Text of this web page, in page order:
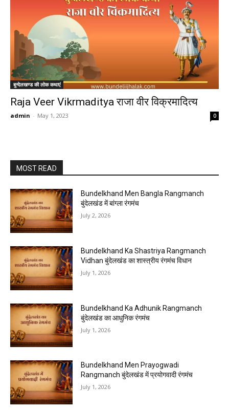
बुन्देलखण्ड की लोक कथाएं
Raja Veer Vikrmaditya राजा वीर विक्रमादित्य
admin - May 1, 2023 0
MOST READ
Bundelkhand Men Bangla Rangmanch
बुंदेलखंड में बांग्ला रंगमंच
July 2, 2026
Bundelkhand Ka Shastriya Rangmanch
Vidhan बुंदेलखंड का शास्त्रीय रंगमंच विधान
July 1, 2026
Bundelkhand Ka Adhunik Rangmanch
बुंदेलखंड का आधुनिक रंगमंच
July 1, 2026
Bundelkhand Men Prayogwadi
Rangmanch बुंदेलखंड में प्रयोगवादी रंगमंच
July 1, 2026